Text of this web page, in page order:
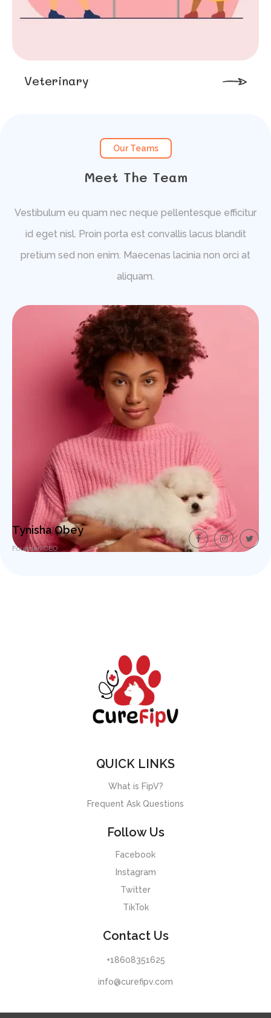
Veterinary
Our Teams
Meet The Team
Vestibulum eu quam nec neque pellentesque efficitur
id eget nisl. Proin porta est convallis lacus blandit
pretium sed non enim. Maecenas lacinia non orci at
aliquam.
Tynisha Obey
Founder/CEO
QUICK LINKS
What is FipV?
Frequent Ask Questions
Follow Us
Facebook
Instagram
Twitter
TikTok
Contact Us
+18608351625
info@curefipv.com